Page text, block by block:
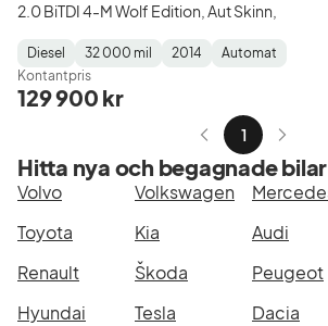
2.0 BiTDI 4-M Wolf Edition, Aut Skinn,
Fuel
Type:
Diesel
Mätarställning:
32 000 mil
Model
Year:
2014
Gearbox
Type:
Automat
Kontantpris
129 900 kr
1
Hitta nya och begagnade bilar
Volvo Volkswagen
Toyota
Kia Audi
Renault
Škoda Peugeot
Hyundai
Tesla Dacia